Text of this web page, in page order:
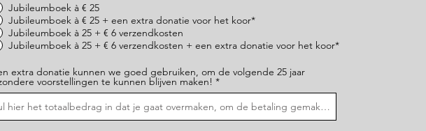
Jubileumboek à € 25
Jubileumboek à € 25 + een extra donatie voor het koor*
Jubileumboek à 25 + € 6 verzendkosten
Jubileumboek à 25 + € 6 verzendkosten + een extra donatie voor het koor*
extra donatie kunnen we goed gebruiken, om de volgende 25 jaar
voorstellingen te kunnen blijven maken!